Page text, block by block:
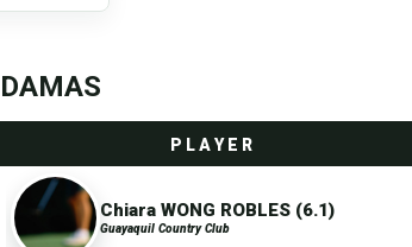
P L A Y E R
Chiara WONG ROBLES (6.1)
Guayaquil Country Club